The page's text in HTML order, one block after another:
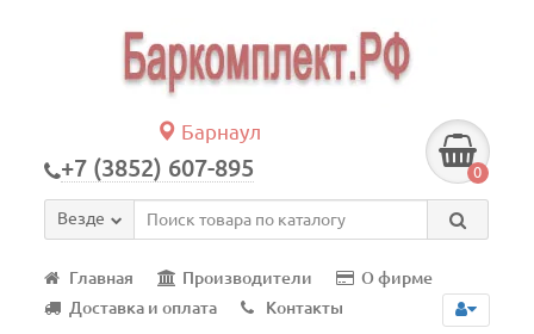
Барнаул
+7 (3852) 607-895 0
Везде
Главная Производители
О фирме
Доставка и оплата
Контакты